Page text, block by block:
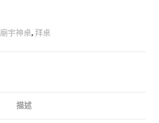
廟宇神桌,拜桌
描述